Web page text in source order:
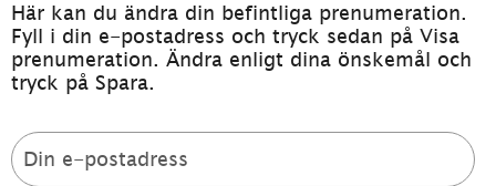
Här kan du ändra din befintliga prenumeration.
Fyll i din e-postadress och tryck sedan på Visa
prenumeration. Ändra enligt dina önskemål och
tryck på Spara.
Prenumerationslista